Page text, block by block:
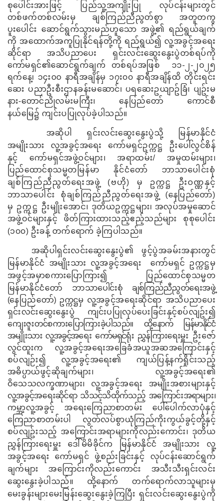
စုပေါင်းအားဖြင့် ပြည်သူ့အကျိုးပြု လုပ်ငန်းများတွင်
တစ်ဖက်တစ်လမ်းမှ ချစ်ကြည်ညီညွတ်စွာ အတူတကွ
ပူးပေါင်း ဆောင်ရွက်သွားမည်ဟူသော အဖွဲ့၏ ရည်ရွယ်ချက်
ကို အထောက်အကူပြုနိုင်ရန်တို့ကို ရည်ရွယ်၍ လူ့အခွင့်အရေး
ဆိုင်ရာ အသိပညာပေး ရှင်းလင်းဆွေးနွေးပွဲတစ်ရပ်ကို
ကော်မရှင်၏ဆောင်ရွက်ချက် တစ်ရပ်အဖြစ်
၁၁-၂-၂၀၂၅
ရက်နေ့၊ ၁၄း၀၀ နာရီအချိန်မှ ၁၇း၀၀ နာရီအချိန်ထိ တိုင်းရင်း
ဆေး ပညာဦးစီး‌ဌာနခန်းမဆောင်၊ ပရဆေးဥယျာဥ်ခြံ၊ ပျဥ်းမ
နား-တောင်ညိုလမ်းမကြီး၊ နေပြည်တော် ကောင်စီ
နယ်မြေ၌ ကျင်းပပြုလုပ်ခဲ့ပါသည်။
အဆိုပါ ရှင်းလင်းဆွေးနွေးပွဲသို့ မြန်မာနိုင်ငံ
အမျိုးသား လူ့အခွင့်အရေး ကော်မရှင်ဥက္ကဋ္ဌ ဦးပေါ်လွင်စိန်
နှင့်
ကော်မရှင်အဖွဲ့ဝင်များ၊ အရာထမ်း/ အမှုထမ်းများ၊
ပြည်ထောင်စုသမ္မတ မြန်မာ နိုင်ငံတော် ဘာသာပေါင်းစုံ
ချစ်ကြည်ညီညွတ်ရေးအဖွဲ့
(ဗဟို) မှ ဥက္ကဋ္ဌ ဦးဝဏ္ဏနှင့်
ဘာသာပေါင်း စုံချစ်ကြည်ညီညွတ်ရေးအဖွဲ့ (နေပြည်တော်‌)
မှ ဥက္ကဋ္ဌ ဦးမျိုးအောင်၊ ဒုတိယဥက္ကဋ္ဌများ၊ အလုပ်အမှုဆောင်
အဖွဲ့ဝင်များနှင့် ဖိတ်ကြားထားသည့်ဧည့်သည်များ စုစုပေါင်း
(၁၀၀) ဦးခန့် တက်ရောက် ခဲ့ကြပါသည်။
အဆိုပါရှင်းလင်းဆွေးနွေးပွဲ၏ ဖွင့်ပွဲအခမ်းအနားတွင်
မြန်မာနိုင်ငံ အမျိုးသား လူ့အခွင့်အရေး
ကော်မရှင် ဥက္ကဋ္ဌမှ
အဖွင့်အမှာစကားပြောကြား၍ ပြည်ထောင်စုသမ္မတ
မြန်မာနိုင်ငံတော် ဘာသာပေါင်းစုံ ချစ်ကြည်ညီညွတ်ရေးအဖွဲ့
(‌နေပြည်တော်) ဥက္ကဋ္ဌမှ လူ့အခွင့်အရေးဆိုင်ရာ အသိပညာပေး
ရှင်းလင်းဆွေးနွေးပွဲ ကျင်းပပြုလုပ်ပေးခြင်းနှင့်စပ်လျဥ်း၍
ကျေးဇူးတင်စကားပြောကြားခဲ့ပါသည်။
ထို့နောက် မြန်မာနိုင်ငံ
အမျိုးသား လူ့အခွင့်အရေး ကော်မရှင်ရုံး ညွှန်ကြားရေးမှူး ဦးဇော်
လွင်ထူးက
လူ့အခွင့်အရေးအခြေခံအယူအဆအကြောင်းနှင့်
စပ်လျဉ်း၍ လူ့အခွင့်အရေး၏ ကျယ်ပြန့်နက်ရှိုင်းသည့်
အဓိပ္ပာယ်ဖွင့်ဆိုချက်များ၊ လူ့အခွင့်အရေး၏
ဝိသေသလက္ခဏာများ၊ လူ့အခွင့်အရေး အမျိုးအစားများနှင့်
လူ့အခွင့်အရေးဆိုင်ရာ သိသင့်သိထိုက်သည့် အကြောင်းအရာများ၊
ကမ္ဘာ့လူ့အခွင့် အရေးကြေညာစာတမ်း ပေါ်ပေါက်လာပုံနှင့်
ကြေညာစာတမ်းပါ လွတ်လပ်စွာယုံကြည်ကိုးကွယ်ခွင့်တို့နှင့်
စပ်လျဥ်းသည့် အကြောင်းအရာများကိုလည်းကောင်း၊ ဒုတိယ
ညွှန်ကြားရေးမှူး ဒေါ်မိမိခိုင်က မြန်မာနိုင်ငံ အမျိုးသား လူ့
အခွင့်အရေး ကော်မရှင် ဖွဲ့စည်းခြင်းနှင့် လုပ်ငန်းဆောင်ရွက်
ချက်များ အကြောင်းကိုလည်းကောင်း အသီးသီးရှင်းလင်း
ဆွေးနွေးခဲ့ပါသည်။ ထို့နောက် တက်ရောက်လာသူများမှ
မေးခွန်းများမေးမြန်းဆွေးနွေးခဲ့ကြပြီး ရှင်းလင်းဆွေးနွေးပွဲကို